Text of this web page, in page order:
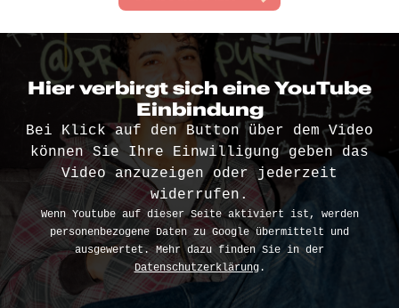
Hier verbirgt sich eine YouTube
Einbindung
Bei Klick auf den Button über dem Video
können Sie Ihre Einwilligung geben das
Video anzuzeigen oder jederzeit
widerrufen.
Wenn Youtube auf dieser Seite aktiviert ist, werden
personenbezogene Daten zu Google übermittelt und
ausgewertet. Mehr dazu finden Sie in der
Datenschutzerklärung.